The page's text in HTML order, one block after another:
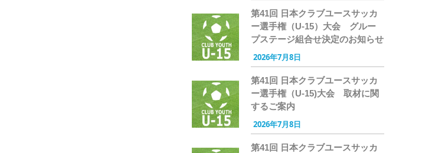
第41回 日本クラブユースサッカ
ー選手権（U-15）大会 グルー
プステージ組合せ決定のお知らせ
2026年7月8日
第41回 日本クラブユースサッカ
ー選手権（U-15)大会 取材に関
するご案内
2026年7月8日
第41回 日本クラブユースサッカ